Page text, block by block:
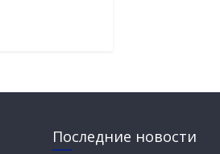
Последние новости